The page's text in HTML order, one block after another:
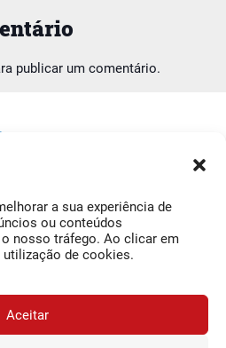
a sua experiência de
ou conteúdos
nosso tráfego. Ao clicar em
de cookies.
Aceitar
publicar um comentário.
O Jornal da Bairrada
Contactos
Termos e Condições